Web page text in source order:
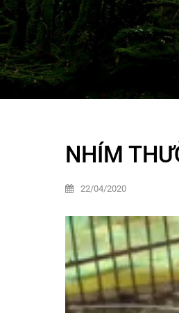
NHÍM
22/04/2020